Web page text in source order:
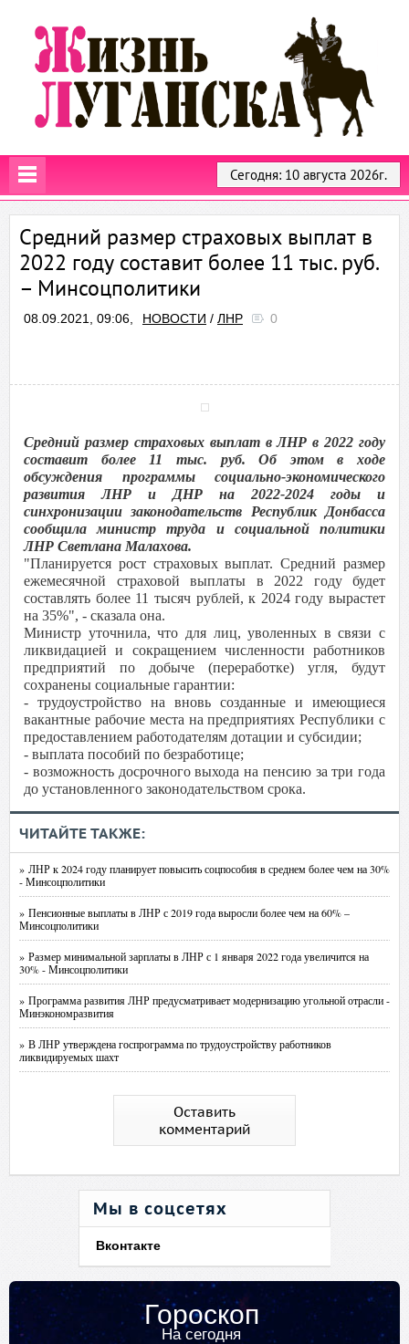
Сегодня: 10 августа 2026г.
Средний размер страховых выплат в
2022 году составит более 11 тыс. руб.
– Минсоцполитики
08.09.2021, 09:06, НОВОСТИ / ЛНР 0
Средний размер страховых выплат в ЛНР в 2022 году
составит более 11 тыс. руб. Об этом в ходе
обсуждения программы социально-экономического
развития ЛНР и ДНР на 2022-2024 годы и
синхронизации законодательств Республик Донбасса
сообщила министр труда и социальной политики
ЛНР Светлана Малахова.
"Планируется рост страховых выплат. Средний размер
ежемесячной страховой выплаты в 2022 году будет
составлять более 11 тысяч рублей, к 2024 году вырастет
на 35%", - сказала она.
Министр уточнила, что для лиц, уволенных в связи с
ликвидацией и сокращением численности работников
предприятий по добыче (переработке) угля, будут
сохранены социальные гарантии:
- трудоустройство на вновь созданные и имеющиеся
вакантные рабочие места на предприятиях Республики с
предоставлением работодателям дотации и субсидии;
- выплата пособий по безработице;
- возможность досрочного выхода на пенсию за три года
до установленного законодательством срока.
ЧИТАЙТЕ ТАКЖЕ:
» ЛНР к 2024 году планирует повысить соцпособия в среднем более чем на 30%
- Минсоцполитики
» Пенсионные выплаты в ЛНР с 2019 года выросли более чем на 60% –
Минсоцполитики
» Размер минимальной зарплаты в ЛНР с 1 января 2022 года увеличится на
30% - Минсоцполитики
» Программа развития ЛНР предусматривает модернизацию угольной отрасли -
Минэкономразвития
» В ЛНР утверждена госпрограмма по трудоустройству работников
ликвидируемых шахт
Оставить
комментарий
Мы в соцсетях
Вконтакте
Гороскоп
На сегодня